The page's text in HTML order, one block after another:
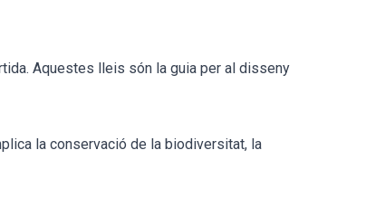
Aquestes lleis són la guia per al disseny
la conservació de la biodiversitat, la